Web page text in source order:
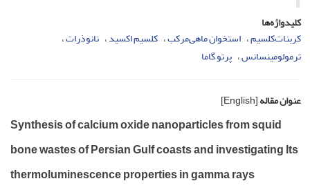
کلیدواژه‌ها
کربنات‌کلسیم استخوان ماهی‌مرکب کلسیم اکسید نانوذرات
ترمولومینسانس پرتو گاما
عنوان مقاله[English]
Synthesis of calcium oxide nanoparticles from squid
bone wastes of Persian Gulf coasts and investigating Its
thermoluminescence properties in gamma rays